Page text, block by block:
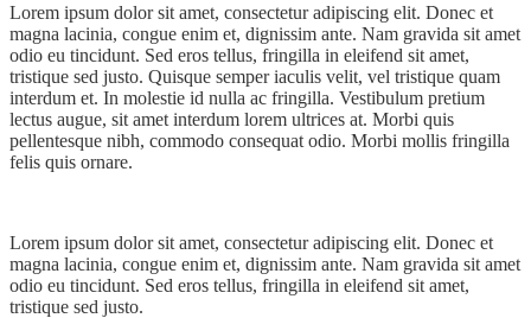
Lorem ipsum dolor sit amet, consectetur adipiscing elit. Donec et
magna lacinia, congue enim et, dignissim ante. Nam gravida sit amet
odio eu tincidunt. Sed eros tellus, fringilla in eleifend sit amet,
tristique sed justo. Quisque semper iaculis velit, vel tristique quam
interdum et. In molestie id nulla ac fringilla. Vestibulum pretium
lectus augue, sit amet interdum lorem ultrices at. Morbi quis
pellentesque nibh, commodo consequat odio. Morbi mollis fringilla
felis quis ornare.
Lorem ipsum dolor sit amet, consectetur adipiscing elit. Donec et
magna lacinia, congue enim et, dignissim ante. Nam gravida sit amet
odio eu tincidunt. Sed eros tellus, fringilla in eleifend sit amet,
tristique sed justo.